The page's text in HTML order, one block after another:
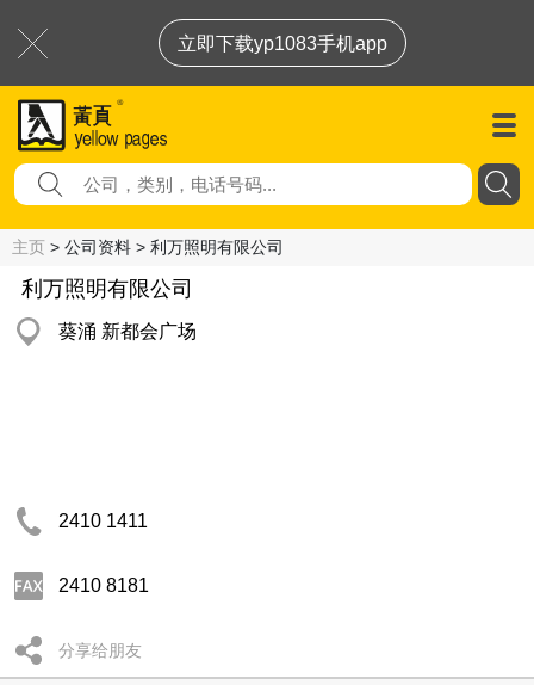
立即下载yp1083手机app
主页 > 公司资料 > 利万照明有限公司
利万照明有限公司
葵涌 新都会广场
2410 1411
2410 8181
分享给朋友